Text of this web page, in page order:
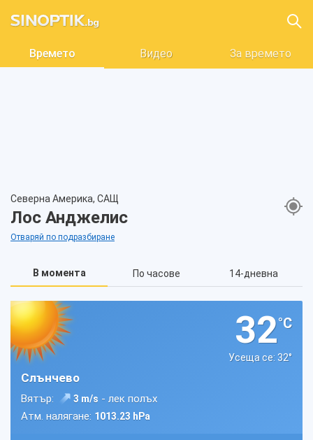
Времето Видео За времето
Северна Америка, САЩ
Лос Анджелис
Отваряй по подразбиране
В момента По часове 14-дневна
32°C
Усеща се: 32°
Слънчево
Вятър: 3 m/s - лек полъх
Атм. налягане: 1013.23 hPa